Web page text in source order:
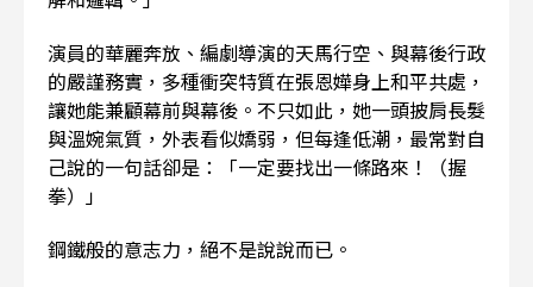
演員的華麗奔放、編劇導演的天馬行空、與幕後行政
的嚴謹務實，多種衝突特質在張恩嬅身上和平共處，
讓她能兼顧幕前與幕後。不只如此，她一頭披肩長髮
與溫婉氣質，外表看似嬌弱，但每逢低潮，最常對自
己說的一句話卻是：「一定要找出一條路來！（握
拳）」
鋼鐵般的意志力，絕不是說說而已。